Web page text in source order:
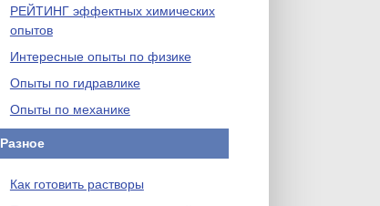
РЕЙТИНГ эффектных химических
опытов
Интересные опыты по физике
Опыты по гидравлике
Опыты по механике
Разное
Как готовить растворы